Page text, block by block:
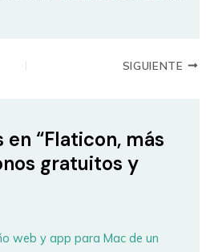
SIGUIENTE
“Flaticon, más
gratuitos y
web y app para Mac de un